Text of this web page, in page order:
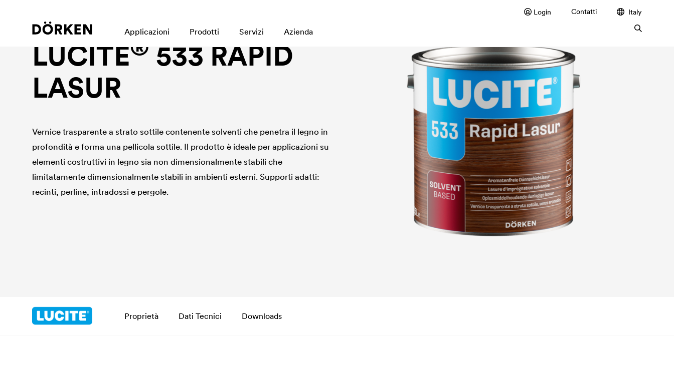
Login Contatti Italy
Applicazioni Prodotti Servizi Azienda
Wood protection
LUCITE® 533 RAPID
LASUR
Vernice trasparente a strato sottile contenente solventi che penetra il legno in
profondità e forma una pellicola sottile. Il prodotto è ideale per applicazioni su
elementi costruttivi in legno sia non dimensionalmente stabili che
limitatamente dimensionalmente stabili in ambienti esterni. Supporti adatti:
recinti, perline, intradossi e pergole.
Proprietà Dati Tecnici Downloads